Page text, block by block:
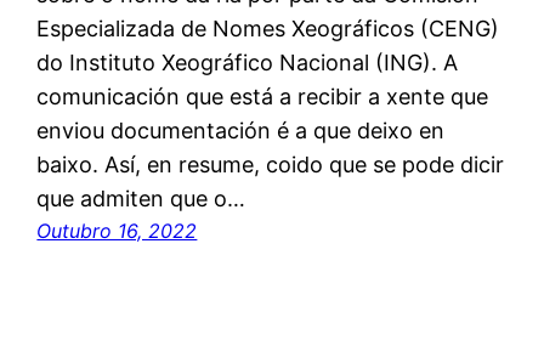
Especializada de Nomes Xeográficos (CENG)
do Instituto Xeográfico Nacional (ING). A
comunicación que está a recibir a xente que
enviou documentación é a que deixo en
baixo. Así, en resume, coido que se pode dicir
que admiten que o…
Outubro 16, 2022